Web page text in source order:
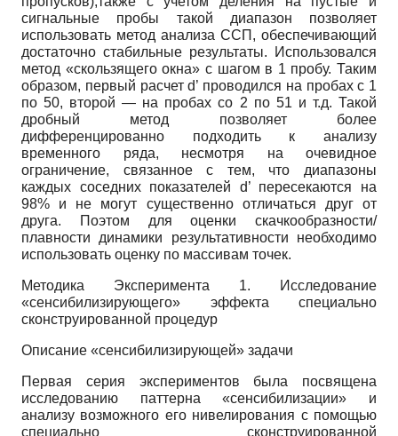
сигнальные пробы такой диапазон позволяет
использовать метод анализа ССП, обеспечивающий
достаточно стабильные результаты. Использовался
метод «скользящего окна» с шагом в 1 пробу. Таким
образом, первый расчет d’ проводился на пробах с 1
по 50, второй — на пробах со 2 по 51 и т.д. Такой
дробный метод позволяет более
дифференцированно подходить к анализу
временного ряда, несмотря на очевидное
ограничение, связанное с тем, что диапазоны
каждых соседних показателей d’ пересекаются на
98% и не могут существенно отличаться друг от
друга. Поэтом для оценки скачкообразности/
плавности динамики результативности необходимо
использовать оценку по массивам точек.
Методика Эксперимента 1. Исследование
«сенсибилизирующего» эффекта специально
сконструированной процедур
Описание «сенсибилизирующей» задачи
Первая серия экспериментов была посвящена
исследованию паттерна «сенсибилизации» и
анализу возможного его нивелирования с помощью
специально сконструированной